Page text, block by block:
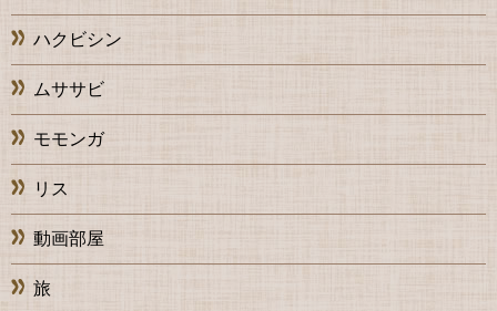
ハクビシン
ムササビ
モモンガ
リス
動画部屋
旅